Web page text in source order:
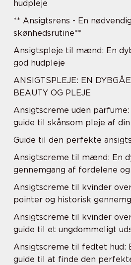
hudpleje
** Ansigtsrens - En
skønhedsrutine**
Ansigtspleje til mænd: En
god hudpleje
ANSIGTSPLEJE: EN
BEAUTY OG PLEJE
Ansigtscreme uden
guide til skånsom pleje af din
Guide til den perfekte
Ansigtscreme til mænd: En
gennemgang af fordelene
Ansigtscreme til kvinder
pointer og historisk
Ansigtscreme til kvinder
guide til et ungdommeligt
Ansigtscreme til fedtet hud:
guide til at finde den